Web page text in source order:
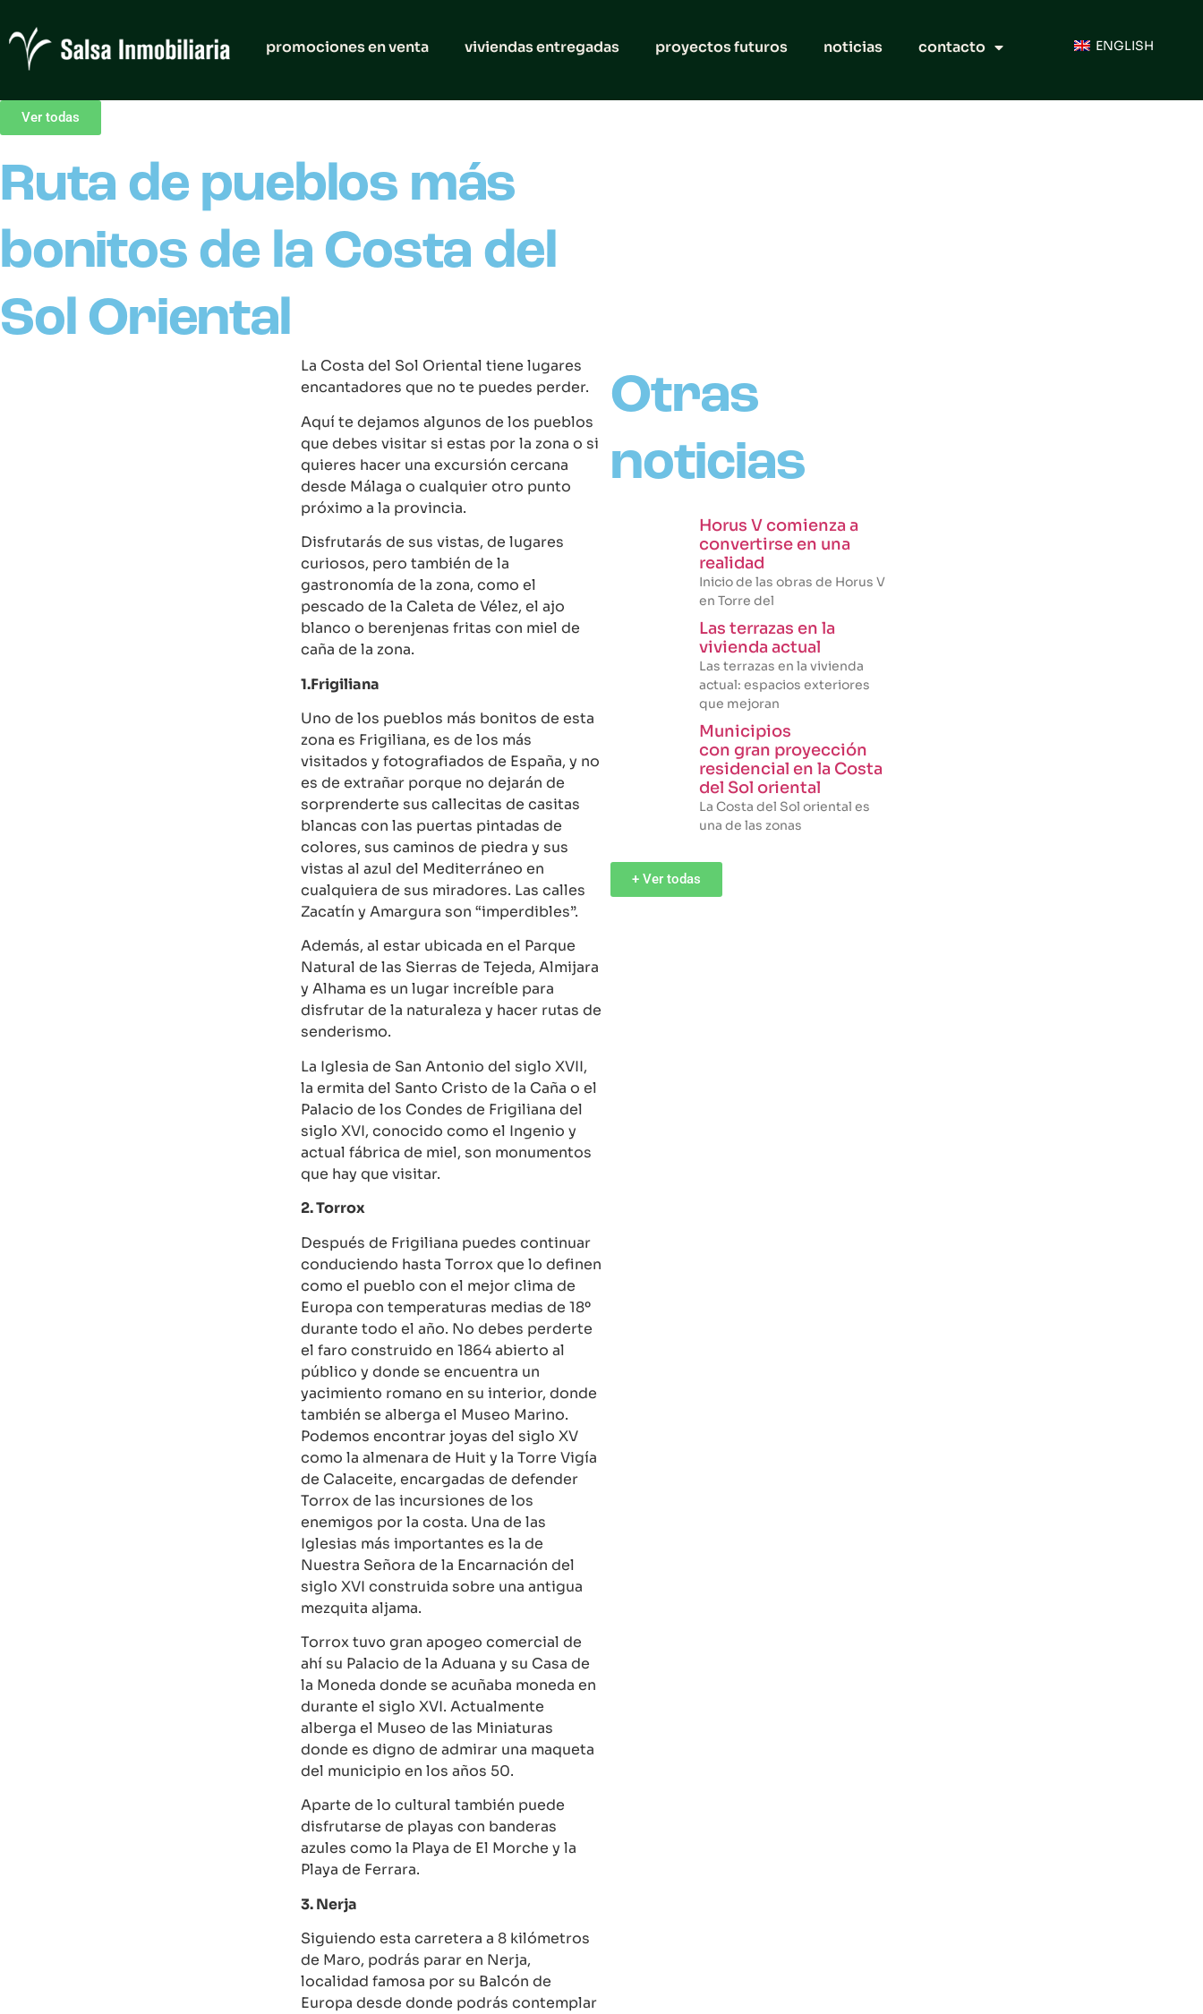
promociones en venta viviendas entregadas proyectos futuros noticias contacto ENGLISH
Ver todas
Ruta de pueblos más
bonitos de la Costa del
Sol Oriental
La Costa del Sol Oriental tiene lugares
encantadores que no te puedes perder.
Aquí te dejamos algunos de los pueblos
que debes visitar si estas por la zona o si
quieres hacer una excursión cercana
desde Málaga o cualquier otro punto
próximo a la provincia.
Disfrutarás de sus vistas, de lugares
curiosos, pero también de la
gastronomía de la zona, como el
pescado de la Caleta de Vélez, el ajo
blanco o berenjenas fritas con miel de
caña de la zona.
1.Frigiliana
Uno de los pueblos más bonitos de esta
zona es Frigiliana, es de los más
visitados y fotografiados de España, y no
es de extrañar porque no dejarán de
sorprenderte sus callecitas de casitas
blancas con las puertas pintadas de
colores, sus caminos de piedra y sus
vistas al azul del Mediterráneo en
cualquiera de sus miradores. Las calles
Zacatín y Amargura son “imperdibles”.
Además, al estar ubicada en el Parque
Natural de las Sierras de Tejeda, Almijara
y Alhama es un lugar increíble para
disfrutar de la naturaleza y hacer rutas de
senderismo.
La Iglesia de San Antonio del siglo XVII,
la ermita del Santo Cristo de la Caña o el
Palacio de los Condes de Frigiliana del
siglo XVI, conocido como el Ingenio y
actual fábrica de miel, son monumentos
que hay que visitar.
2. Torrox
Después de Frigiliana puedes continuar
conduciendo hasta Torrox que lo definen
como el pueblo con el mejor clima de
Europa con temperaturas medias de 18º
durante todo el año. No debes perderte
el faro construido en 1864 abierto al
público y donde se encuentra un
yacimiento romano en su interior, donde
también se alberga el Museo Marino.
Podemos encontrar joyas del siglo XV
como la almenara de Huit y la Torre Vigía
de Calaceite, encargadas de defender
Torrox de las incursiones de los
enemigos por la costa. Una de las
Iglesias más importantes es la de
Nuestra Señora de la Encarnación del
siglo XVI construida sobre una antigua
mezquita aljama.
Torrox tuvo gran apogeo comercial de
ahí su Palacio de la Aduana y su Casa de
la Moneda donde se acuñaba moneda en
durante el siglo XVI. Actualmente
alberga el Museo de las Miniaturas
donde es digno de admirar una maqueta
del municipio en los años 50.
Aparte de lo cultural también puede
disfrutarse de playas con banderas
azules como la Playa de El Morche y la
Playa de Ferrara.
3. Nerja
Siguiendo esta carretera a 8 kilómetros
de Maro, podrás parar en Nerja,
localidad famosa por su Balcón de
Europa desde donde podrás contemplar
Otras
noticias
Horus V comienza a
convertirse en una
realidad
Inicio de las obras de Horus V
en Torre del
Las terrazas en la
vivienda actual
Las terrazas en la vivienda
actual: espacios exteriores
que mejoran
Municipios
con gran proyección
residencial en la Costa
del Sol oriental
La Costa del Sol oriental es
una de las zonas
+ Ver todas